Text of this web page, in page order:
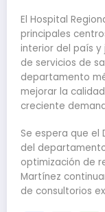
El Hospital
principales
interior del país y
de servicios de
departamento
mejorar la
creciente
Se espera que el
del
optimización de
Martínez
de consultorios